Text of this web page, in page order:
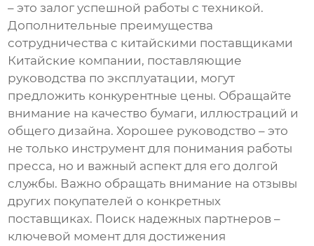
– это залог успешной работы с техникой.
Дополнительные преимущества
сотрудничества с китайскими поставщиками
Китайские компании, поставляющие
руководства по эксплуатации, могут
предложить конкурентные цены. Обращайте
внимание на качество бумаги, иллюстраций и
общего дизайна. Хорошее руководство – это
не только инструмент для понимания работы
пресса, но и важный аспект для его долгой
службы. Важно обращать внимание на отзывы
других покупателей о конкретных
поставщиках. Поиск надежных партнеров –
ключевой момент для достижения